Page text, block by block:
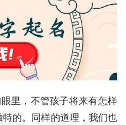
里，不管孩子将来有怎样
的。同样的道理，我们也